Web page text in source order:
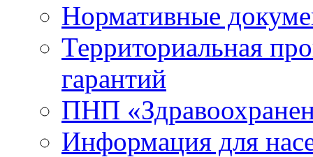
Нормативные
Территориальная
гарантий
ПНП
Информация для